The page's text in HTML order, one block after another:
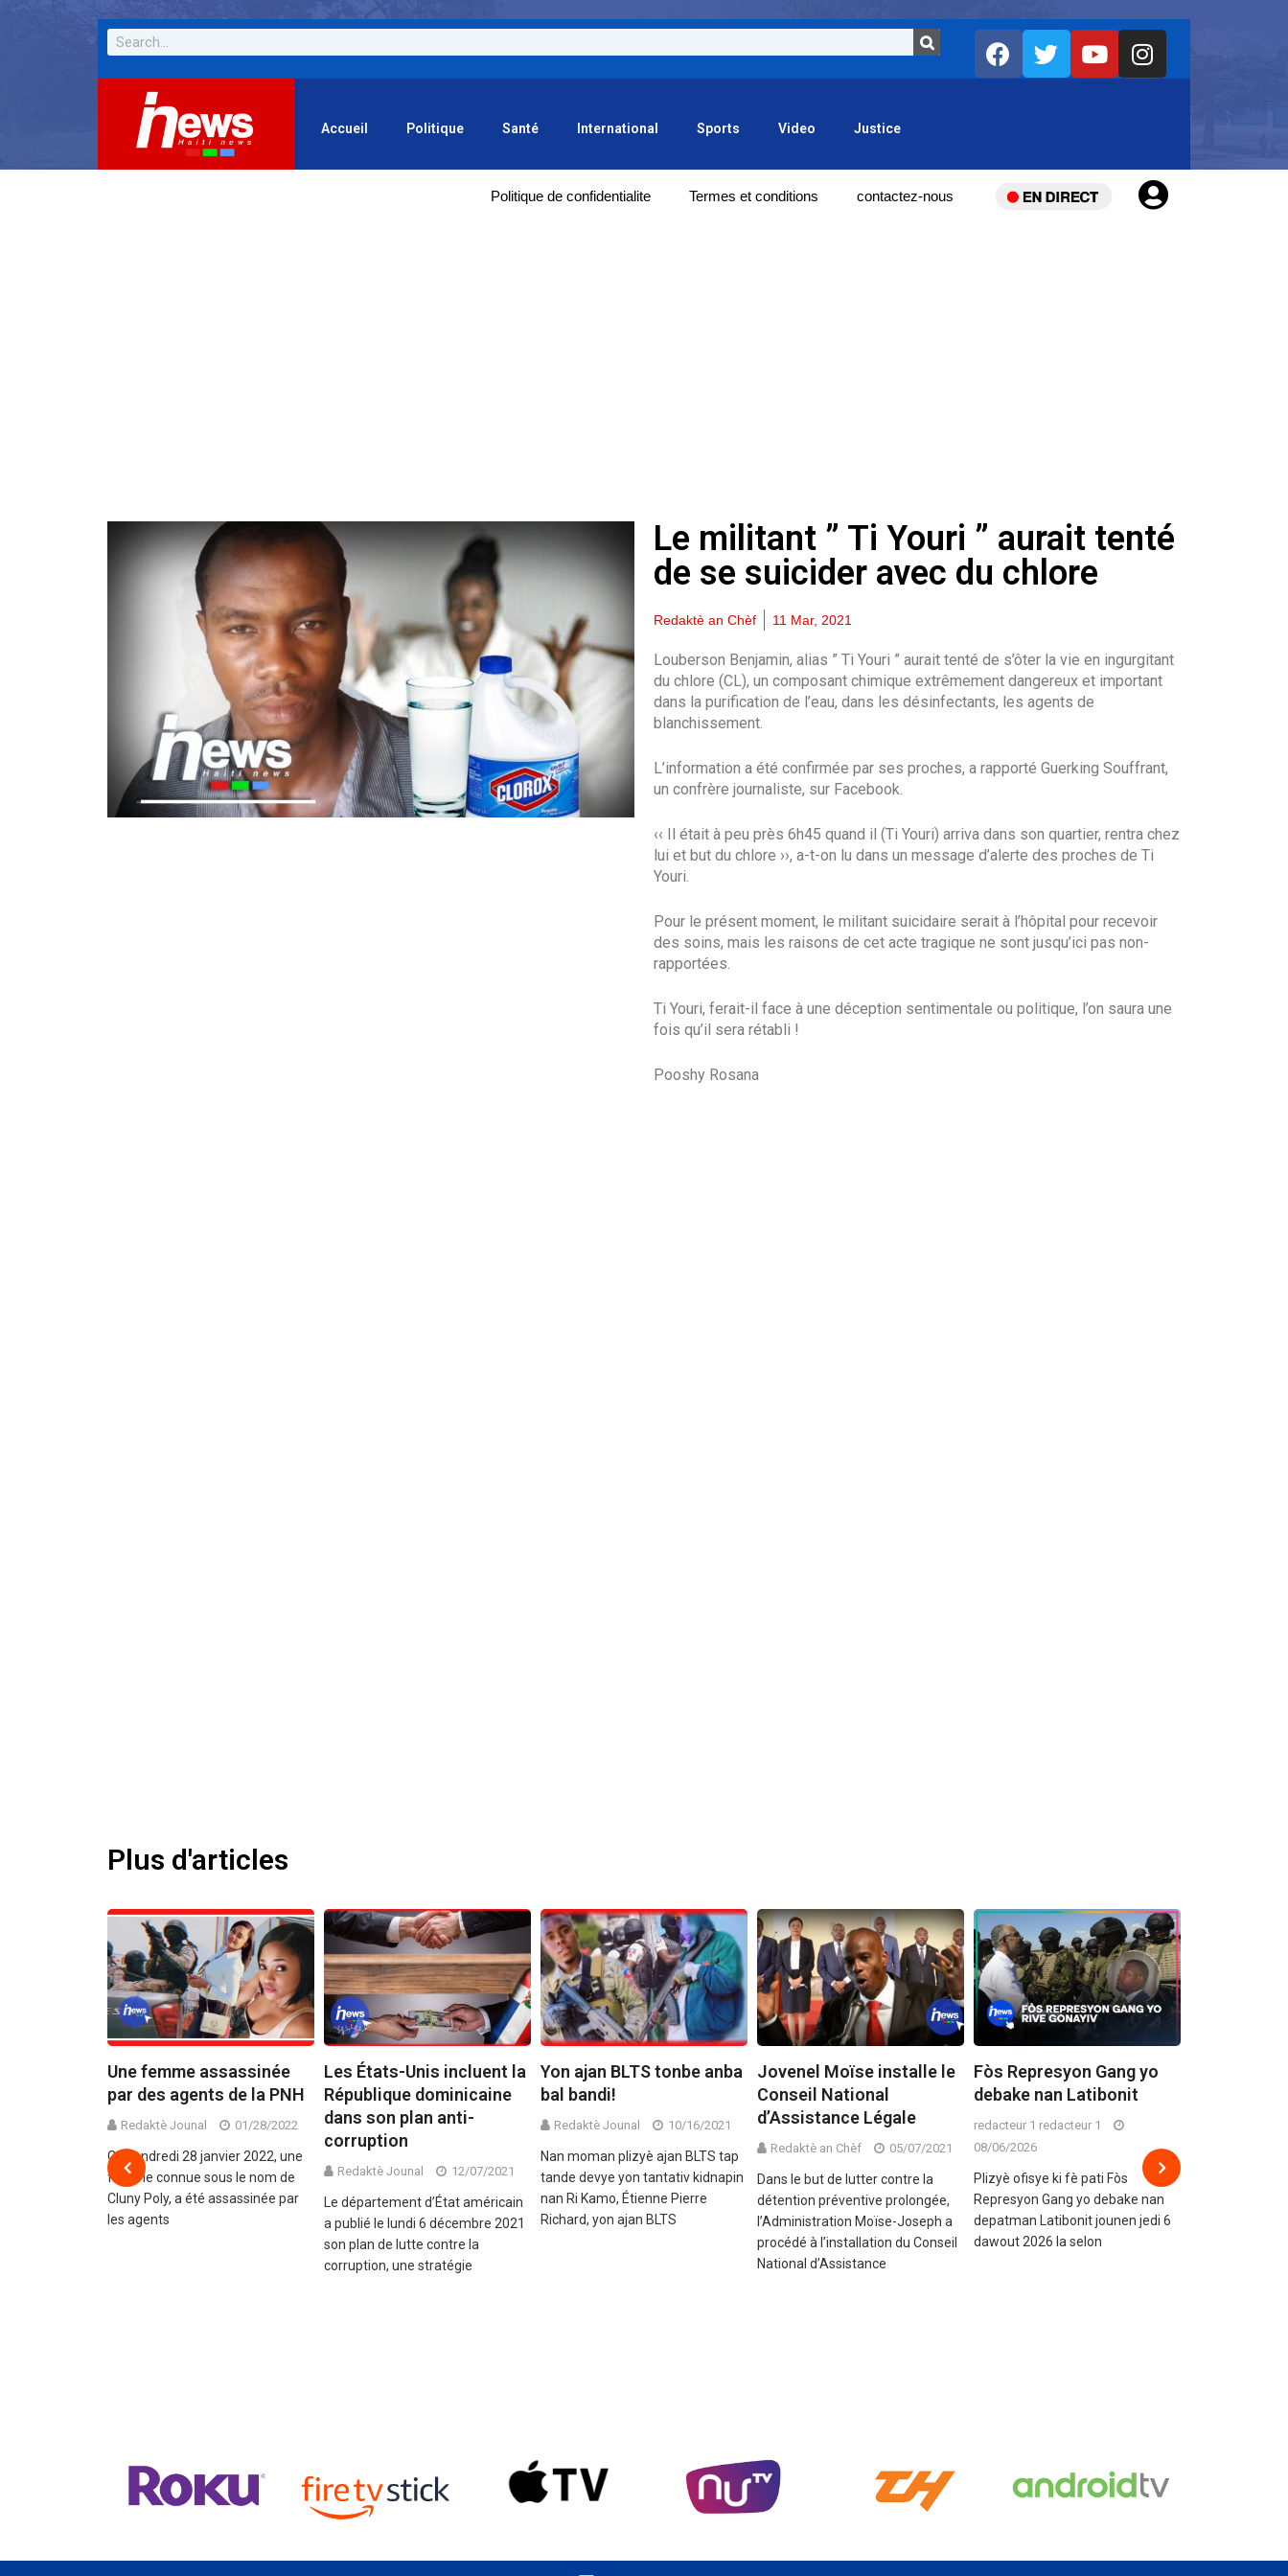
Accueil Politique Santé International Sports Video Justice
Politique de confidentialite Termes et conditions contactez-nous
Le militant ” Ti Youri ” aurait tenté
de se suicider avec du chlore
Redaktè an Chèf 11 Mar, 2021
Louberson Benjamin, alias ” Ti Youri ” aurait tenté de s’ôter la vie en ingurgitant
du chlore (CL), un composant chimique extrêmement dangereux et important
dans la purification de l’eau, dans les désinfectants, les agents de
blanchissement.
L’information a été confirmée par ses proches, a rapporté Guerking Souffrant,
un confrère journaliste, sur Facebook.
‹‹ Il était à peu près 6h45 quand il (Ti Youri) arriva dans son quartier, rentra chez
lui et but du chlore ››, a-t-on lu dans un message d’alerte des proches de Ti
Youri.
Pour le présent moment, le militant suicidaire serait à l’hôpital pour recevoir
des soins, mais les raisons de cet acte tragique ne sont jusqu’ici pas non-
rapportées.
Ti Youri, ferait-il face à une déception sentimentale ou politique, l’on saura une
fois qu’il sera rétabli !
Pooshy Rosana
Plus d'articles
Une femme assassinée
par des agents de la PNH
Redaktè Jounal 01/28/2022
Ce vendredi 28 janvier 2022, une
femme connue sous le nom de
Cluny Poly, a été assassinée par
les agents
Les États-Unis incluent la
République dominicaine
dans son plan anti-
corruption
Redaktè Jounal 12/07/2021
Le département d’État américain
a publié le lundi 6 décembre 2021
son plan de lutte contre la
corruption, une stratégie
Yon ajan BLTS tonbe anba
bal bandi!
Redaktè Jounal 10/16/2021
Nan moman plizyè ajan BLTS tap
tande devye yon tantativ kidnapin
nan Ri Kamo, Étienne Pierre
Richard, yon ajan BLTS
Jovenel Moïse installe le
Conseil National
d’Assistance Légale
Redaktè an Chèf 05/07/2021
Dans le but de lutter contre la
détention préventive prolongée,
l’Administration Moïse-Joseph a
procédé à l’installation du Conseil
National d’Assistance
Fòs Represyon Gang yo
debake nan Latibonit
redacteur 1 redacteur 1
08/06/2026
Plizyè ofisye ki fè pati Fòs
Represyon Gang yo debake nan
depatman Latibonit jounen jedi 6
dawout 2026 la selon